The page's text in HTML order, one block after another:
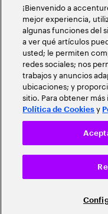
¡Bienvenido a
mejor experiencia,
algunas funciones del
a ver qué artículos
usted; le permiten
redes sociales; nos
trabajos y anuncios
ubicaciones; y
sitio. Para obtener
Política de Cookies y